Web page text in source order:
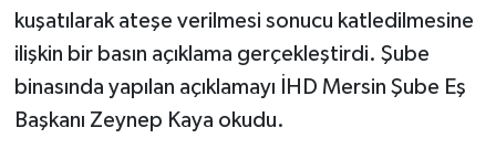
kuşatılarak ateşe verilmesi sonucu katledilmesine
ilişkin bir basın açıklama gerçekleştirdi. Şube
binasında yapılan açıklamayı İHD Mersin Şube Eş
Başkanı Zeynep Kaya okudu.